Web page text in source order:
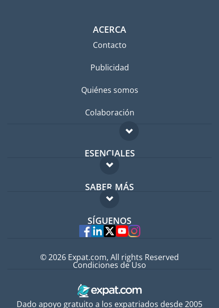
ACERCA
Contacto
Publicidad
Quiénes somos
Colaboración
ESENCIALES
Foro para expatriados
Guía para expatriados
Trabajos en el extranjero
SABER MÁS
FAQ
Expertos
SÍGUENOS
Dado apoyo gratuito a los expatriados desde 2005
© 2026 Expat.com, All rights Reserved
Condiciones de Uso